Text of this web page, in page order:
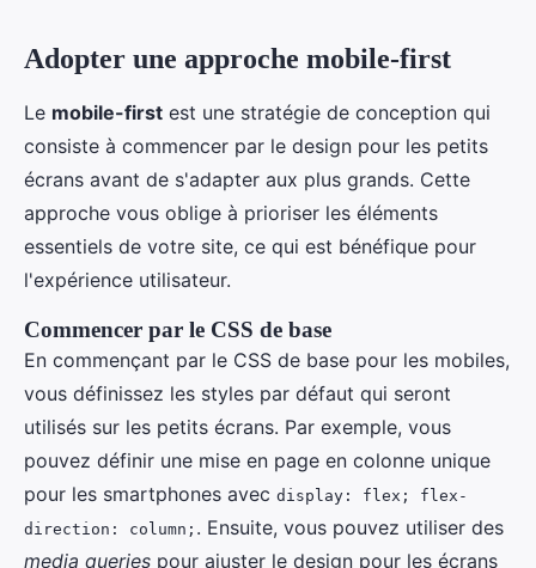
Adopter une approche mobile-first
Le mobile-first est une stratégie de conception qui
consiste à commencer par le design pour les petits
écrans avant de s'adapter aux plus grands. Cette
approche vous oblige à prioriser les éléments
essentiels de votre site, ce qui est bénéfique pour
l'expérience utilisateur.
Commencer par le CSS de base
En commençant par le CSS de base pour les mobiles,
vous définissez les styles par défaut qui seront
utilisés sur les petits écrans. Par exemple, vous
pouvez définir une mise en page en colonne unique
pour les smartphones avec display: flex; flex-
direction: column; . Ensuite, vous pouvez utiliser des
media queries pour ajuster le design pour les écrans